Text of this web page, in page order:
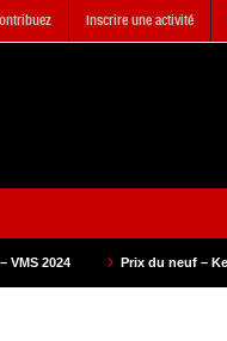
Inscrire une activité
Prix du neuf – Keeway 2023